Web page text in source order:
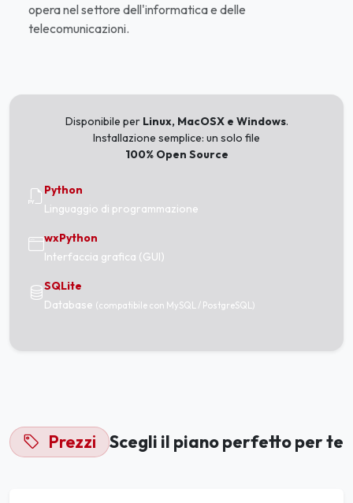
opera nel settore dell'informatica e delle
telecomunicazioni.
Disponibile per Linux, MacOSX e Windows.
Installazione semplice: un solo file
100% Open Source
Python
Linguaggio di programmazione
wxPython
Interfaccia grafica (GUI)
SQLite
Database (compatibile con MySQL / PostgreSQL)
Prezzi Scegli il piano perfetto per te